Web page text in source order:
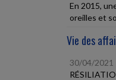
En 2015,
oreilles et
Vie des
30/04/2021